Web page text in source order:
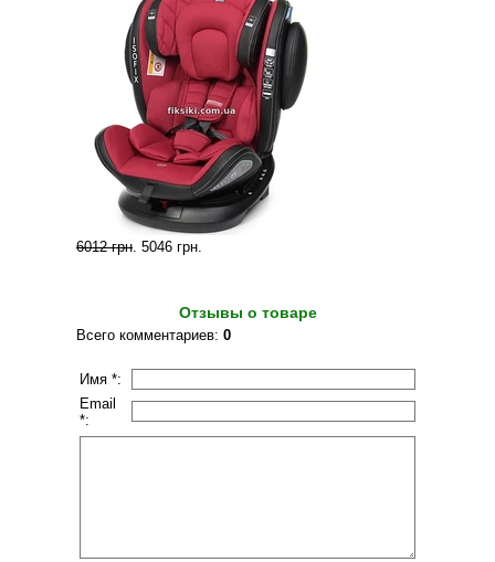
6012 грн. 5046 грн.
Отзывы о товаре
Всего комментариев: 0
Имя *:
Email
*: